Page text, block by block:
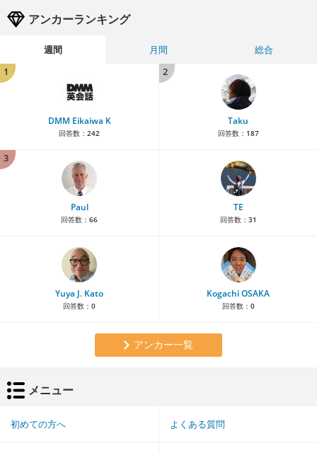
アンカーランキング
週間 月間
総合
1
DMM Eikaiwa K
回答数： 242
2
Taku
回答数： 187
3
Paul
回答数： 66
TE
回答数： 31
Yuya J. Kato
回答数： 0
Kogachi OSAKA
回答数： 0
アンカー一覧
メニュー
初めての方へ よくある質問